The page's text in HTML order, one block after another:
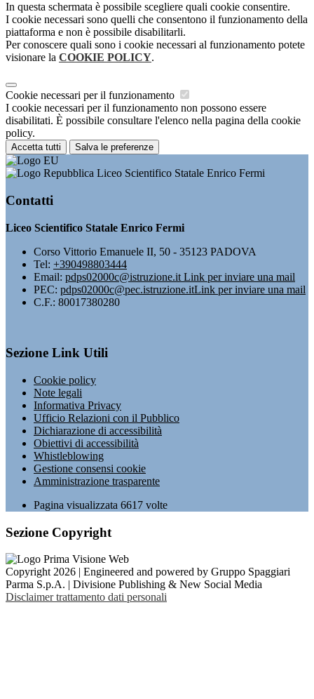
In questa schermata è possibile scegliere quali cookie consentire.
I cookie necessari sono quelli che consentono il funzionamento della
piattaforma e non è possibile disabilitarli.
Per conoscere quali sono i cookie necessari al funzionamento potete
visionare la COOKIE POLICY.
Cookie necessari per il funzionamento
I cookie necessari per il funzionamento non possono essere
disabilitati. È possibile consultare l'elenco nella pagina della cookie
policy.
Accetta tutti Salva le preferenze
Liceo Scientifico Statale Enrico Fermi
Contatti
Liceo Scientifico Statale Enrico Fermi
Corso Vittorio Emanuele II, 50 - 35123 PADOVA
Tel: +390498803444
Email: pdps02000c@istruzione.it Link per inviare una mail
PEC: pdps02000c@pec.istruzione.itLink per inviare una mail
C.F.: 80017380280
Sezione Link Utili
Cookie policy
Note legali
Informativa Privacy
Ufficio Relazioni con il Pubblico
Dichiarazione di accessibilità
Obiettivi di accessibilità
Whistleblowing
Gestione consensi cookie
Amministrazione trasparente
Pagina visualizzata 6617 volte
Sezione Copyright
Copyright 2026 | Engineered and powered by Gruppo Spaggiari
Parma S.p.A. | Divisione Publishing & New Social Media
Disclaimer trattamento dati personali